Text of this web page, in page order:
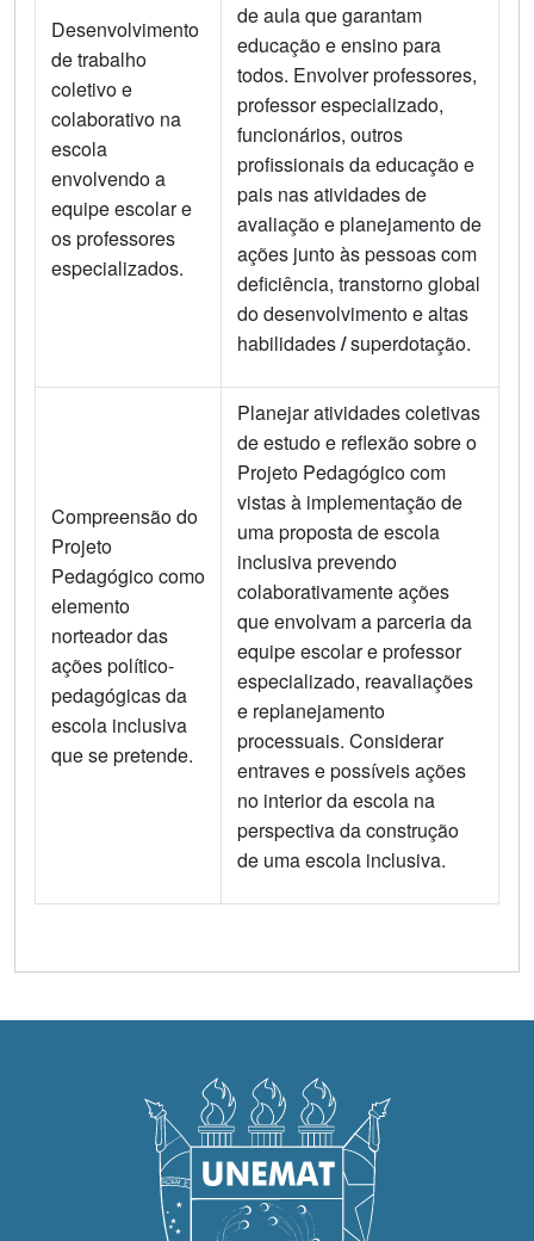
Desenvolvimento
de trabalho
coletivo e
colaborativo na
escola
envolvendo a
equipe escolar e
os professores
especializados.
de aula que garantam
educação e ensino para
todos. Envolver professores,
professor especializado,
funcionários, outros
profissionais da educação e
pais nas atividades de
avaliação e planejamento de
ações junto às pessoas com
deficiência, transtorno global
do desenvolvimento e altas
habilidades/superdotação.
Compreensão do
Projeto
Pedagógico como
elemento
norteador das
ações político-
pedagógicas da
escola inclusiva
que se pretende.
Planejar atividades coletivas
de estudo e reflexão sobre o
Projeto Pedagógico com
vistas à implementação de
uma proposta de escola
inclusiva prevendo
colaborativamente ações
que envolvam a parceria da
equipe escolar e professor
especializado, reavaliações
e replanejamento
processuais. Considerar
entraves e possíveis ações
no interior da escola na
perspectiva da construção
de uma escola inclusiva.